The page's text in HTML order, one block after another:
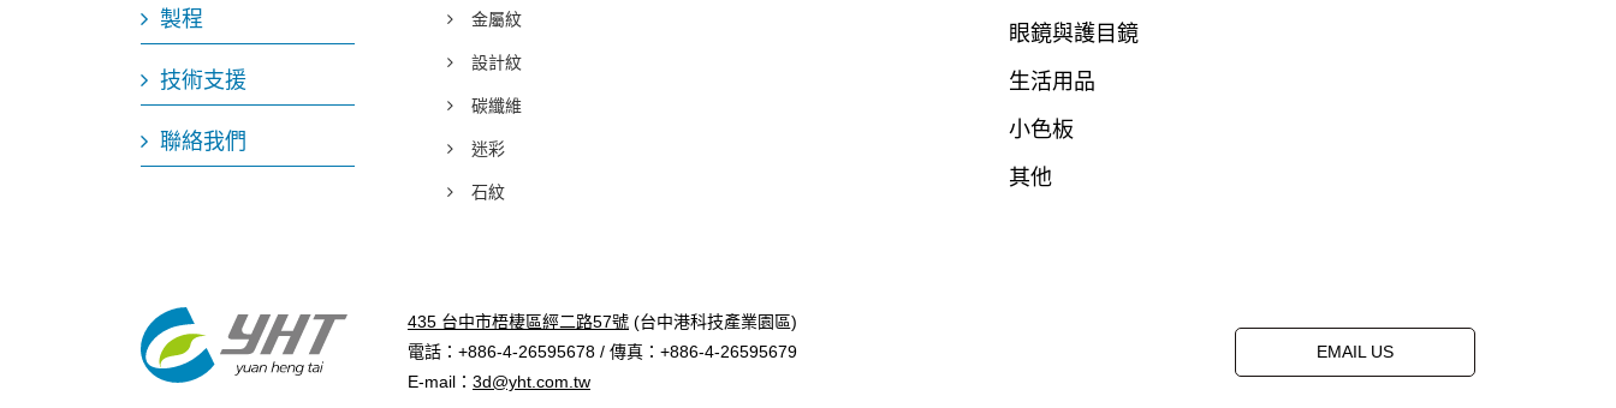
製程
技術支援
聯絡我們
金屬紋
設計紋
碳纖維
迷彩
石紋
眼鏡與護目鏡
生活用品
小色板
其他
435 台中市梧棲區經二路57號 (台中港科技產業園區)
電話：+886-4-26595678 / 傳真：+886-4-26595679
E-mail： 3d@yht.com.tw
EMAIL US